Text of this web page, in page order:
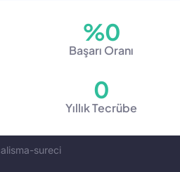
Başarı Oranı
%0
Yıllık Tecrübe
0